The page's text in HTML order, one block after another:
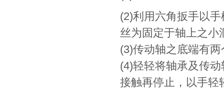
(2)利用六角扳手以
丝为固定于轴上之小
(3)传动轴之底端有
(4)轻轻将轴承及传
接触再停止，以手轻